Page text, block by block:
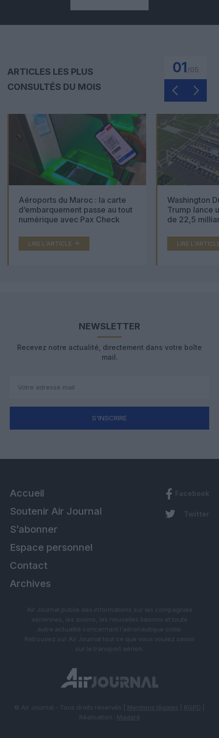
ARTICLES LES PLUS
CONSULTÉS DU MOIS
01
Aéroports du Maroc : la carte
d’embarquement passe au tout
numérique avec Pax Check
LIRE L'ARTICLE
Washington
Trump lance
de 22,5
LIRE
NEWSLETTER
Recevez notre actualité, directement dans votre boîte
mail.
S'INSCRIRE
Accueil
Soutenir Air Journal
S’abonner
Espace personnel
Contact
Archives